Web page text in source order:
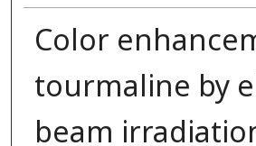
Color
tourmaline by
beam